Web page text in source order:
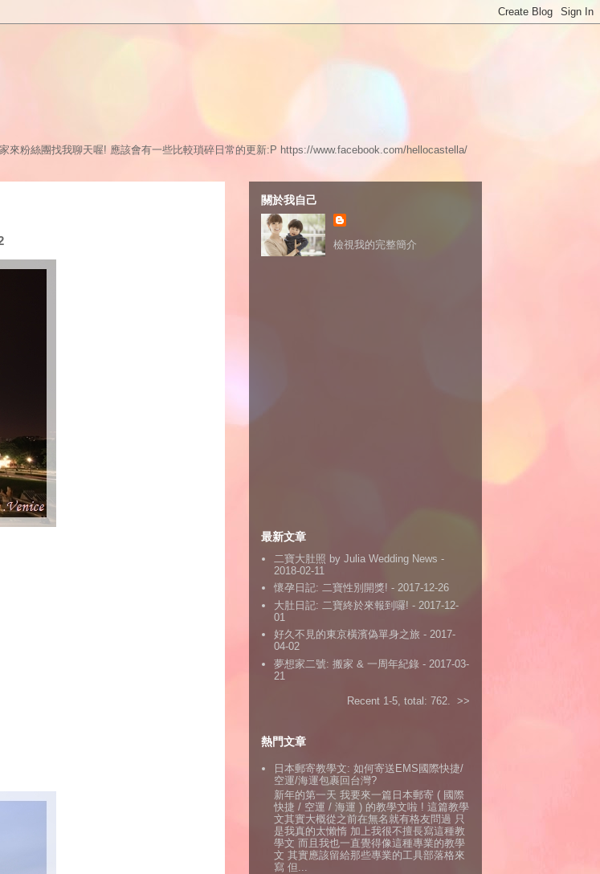
粉絲團找我聊天喔! 應該會有一些比較瑣碎日常的更新:P https://www.facebook.com/hellocastella/
關於我自己
檢視我的完整簡介
最新文章
二寶大肚照 by Julia Wedding News-
2018-02-11
懷孕日記: 二寶性別開獎! - 2017-12-26
大肚日記: 二寶終於來報到囉! - 2017-12-
01
好久不見的東京橫濱偽單身之旅 - 2017-
04-02
夢想家二號: 搬家 & 一周年紀錄 - 2017-03-
21
Recent 1-5, total: 762. >>
熱門文章
日本郵寄教學文: 如何寄送EMS國際快捷/
空運/海運包裹回台灣?
新年的第一天 我要來一篇日本郵寄 ( 國際
快捷 / 空運 / 海運 ) 的教學文啦 ! 這篇教學
文其實大概從之前在無名就有格友問過 只
是我真的太懶惰 加上我很不擅長寫這種教
學文 而且我也一直覺得像這種專業的教學
文 其實應該留給那些專業的工具部落格來
寫 但...